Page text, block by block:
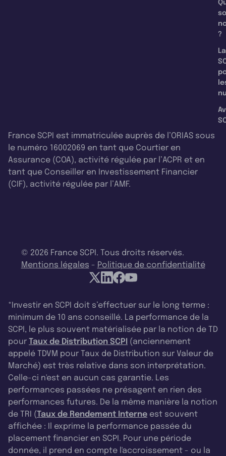
?
La
France SCPI est immatriculée auprès de l’ORIAS sous
le numéro 16002069 en tant que Courtier en
Assurance (COA), activité régulée par l’ACPR et en
tant que Conseiller en Investissement Financier
(CIF), activité régulée par l’AMF.
© 2026 France SCPI. Tous droits réservés.
Mentions légales - Politique de confidentialité
*Investir en SCPI doit s’effectuer sur le long terme :
minimum de 10 ans conseillé. La performance de la
SCPI, le plus souvent matérialisée par la notion de TD
pour Taux de Distribution SCPI (anciennement
appelé TDVM pour Taux de Distribution sur Valeur de
Marché) est très relative dans son interprétation.
Celle-ci n'est en aucun cas garantie. Les
performances passées ne présagent en rien des
performances futures. De la même manière la notion
de TRI (Taux de Rendement Interne est souvent
affichée : Il exprime la performance passée du
placement financier en SCPI. Pour une période
donnée, il prend en compte l'accroissement - ou la